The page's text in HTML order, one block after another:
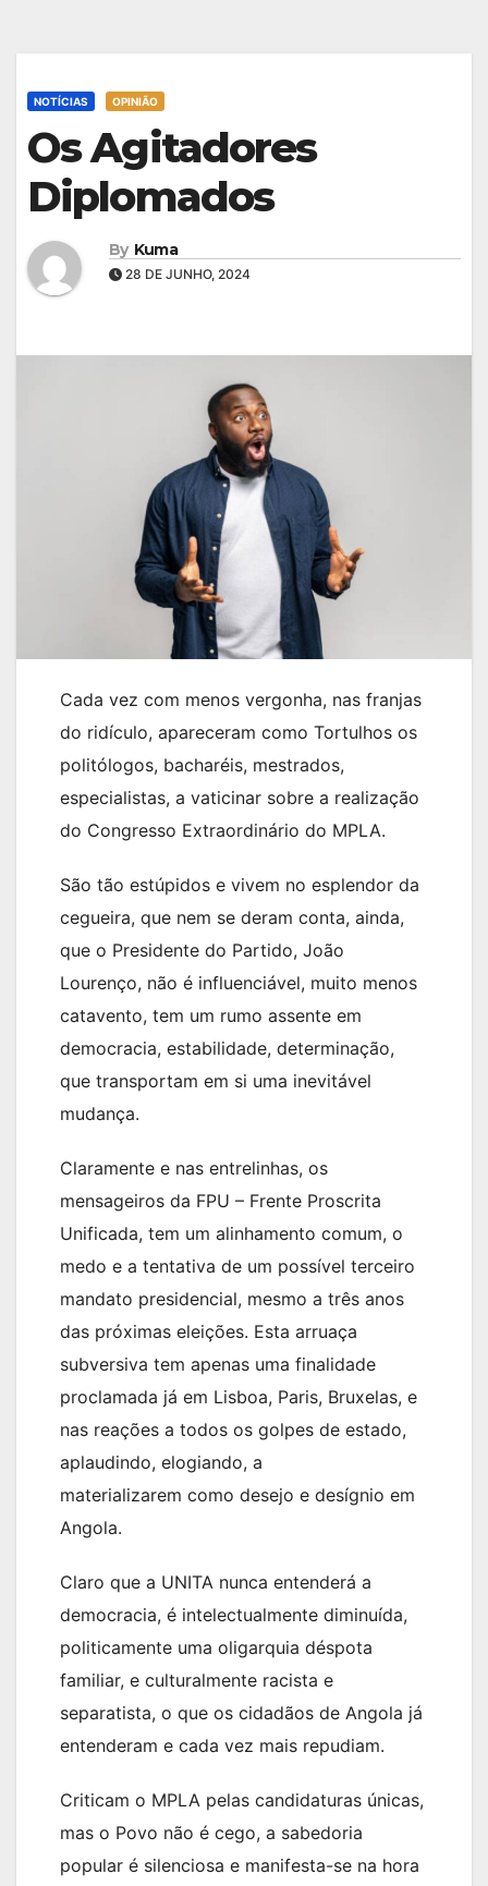
NOTÍCIAS OPINIÃO
Os Agitadores
Diplomados
By Kuma
28 DE JUNHO, 2024
Cada vez com menos vergonha, nas franjas
do ridículo, apareceram como Tortulhos os
politólogos, bacharéis, mestrados,
especialistas, a vaticinar sobre a realização
do Congresso Extraordinário do MPLA.
São tão estúpidos e vivem no esplendor da
cegueira, que nem se deram conta, ainda,
que o Presidente do Partido, João
Lourenço, não é influenciável, muito menos
catavento, tem um rumo assente em
democracia, estabilidade, determinação,
que transportam em si uma inevitável
mudança.
Claramente e nas entrelinhas, os
mensageiros da FPU – Frente Proscrita
Unificada, tem um alinhamento comum, o
medo e a tentativa de um possível terceiro
mandato presidencial, mesmo a três anos
das próximas eleições. Esta arruaça
subversiva tem apenas uma finalidade
proclamada já em Lisboa, Paris, Bruxelas, e
nas reações a todos os golpes de estado,
aplaudindo, elogiando, a
materializarem como desejo e desígnio em
Angola.
Claro que a UNITA nunca entenderá a
democracia, é intelectualmente diminuída,
politicamente uma oligarquia déspota
familiar, e culturalmente racista e
separatista, o que os cidadãos de Angola já
entenderam e cada vez mais repudiam.
Criticam o MPLA pelas candidaturas únicas,
mas o Povo não é cego, a sabedoria
popular é silenciosa e manifesta-se na hora